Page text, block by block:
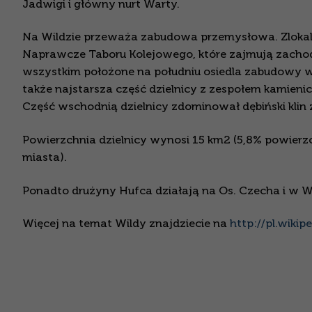
Jadwigi i główny nurt Warty.
Na Wildzie przeważa zabudowa przemysłowa.
Naprawcze Taboru Kolejowego, które zajmują
wszystkim położone na południu osiedla
także najstarsza część dzielnicy z zespołem
Część wschodnią dzielnicy zdominował dębiński
Powierzchnia dzielnicy wynosi 15 km2 (5,8%
miasta).
Ponadto drużyny Hufca działają na Os. Czecha i w
Więcej na temat Wildy znajdziecie na http://